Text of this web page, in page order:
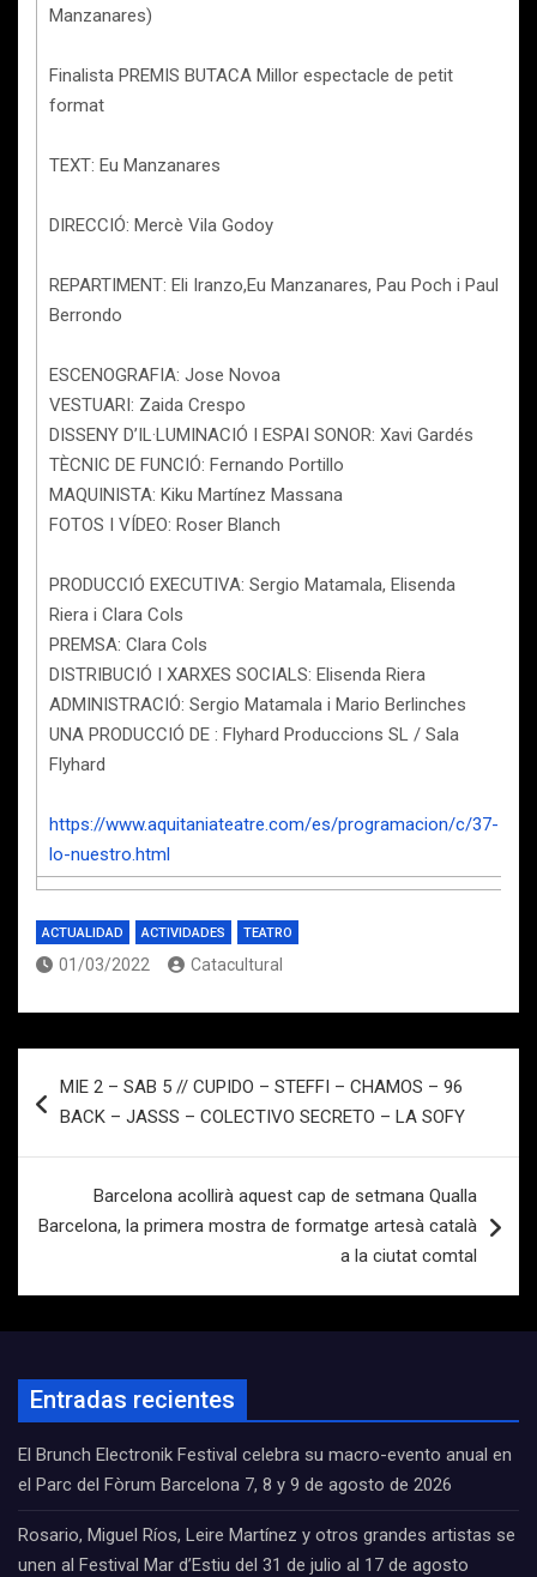
Manzanares)
Finalista PREMIS BUTACA Millor espectacle de petit
format
TEXT: Eu Manzanares
DIRECCIÓ: Mercè Vila Godoy
REPARTIMENT: Eli Iranzo,Eu Manzanares, Pau Poch i Paul
Berrondo
ESCENOGRAFIA: Jose Novoa
VESTUARI: Zaida Crespo
DISSENY D’IL·LUMINACIÓ I ESPAI SONOR: Xavi Gardés
TÈCNIC DE FUNCIÓ: Fernando Portillo
MAQUINISTA: Kiku Martínez Massana
FOTOS I VÍDEO: Roser Blanch
PRODUCCIÓ EXECUTIVA: Sergio Matamala, Elisenda
Riera i Clara Cols
PREMSA: Clara Cols
DISTRIBUCIÓ I XARXES SOCIALS: Elisenda Riera
ADMINISTRACIÓ: Sergio Matamala i Mario Berlinches
UNA PRODUCCIÓ DE : Flyhard Produccions SL / Sala
Flyhard
https://www.aquitaniateatre.com/es/programacion/c/37-
lo-nuestro.html
ACTUALIDAD ACTIVIDADES TEATRO
01/03/2022 Catacultural
de
MIE 2 – SAB 5 // CUPIDO – STEFFI – CHAMOS – 96
BACK – JASSS – COLECTIVO SECRETO – LA SOFY
Barcelona acollirà aquest cap de setmana Qualla
Barcelona, la primera mostra de formatge artesà català
a la ciutat comtal
Entradas recientes
El Brunch Electronik Festival celebra su macro-evento anual en
el Parc del Fòrum Barcelona 7, 8 y 9 de agosto de 2026
Rosario, Miguel Ríos, Leire Martínez y otros grandes artistas se
unen al Festival Mar d’Estiu del 31 de julio al 17 de agosto